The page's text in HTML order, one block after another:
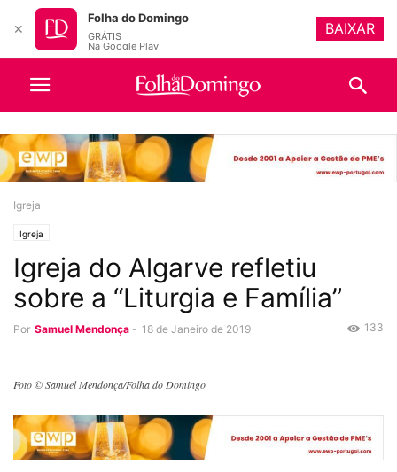
Igreja
Igreja
Igreja do Algarve refletiu
sobre a “Liturgia e Família”
Por Samuel Mendonça - 18 de Janeiro de 2019 133
Foto © Samuel Mendonça/Folha do Domingo
✕
Folha do Domingo
GRÁTIS
Na Google Play
BAIXAR